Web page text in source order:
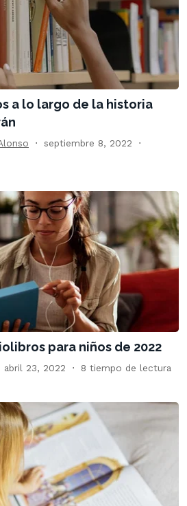
a lo largo de la historia
septiembre 8, 2022
para niños de 2022
abril 23, 2022 8 tiempo de lectura